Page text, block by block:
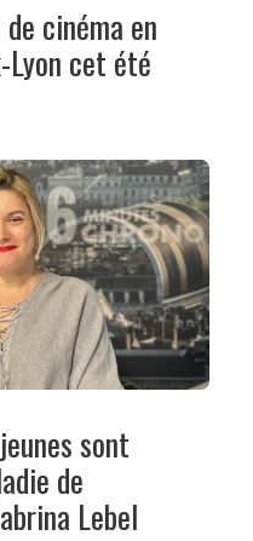
cinéma en
cet été
sont
de
Lebel